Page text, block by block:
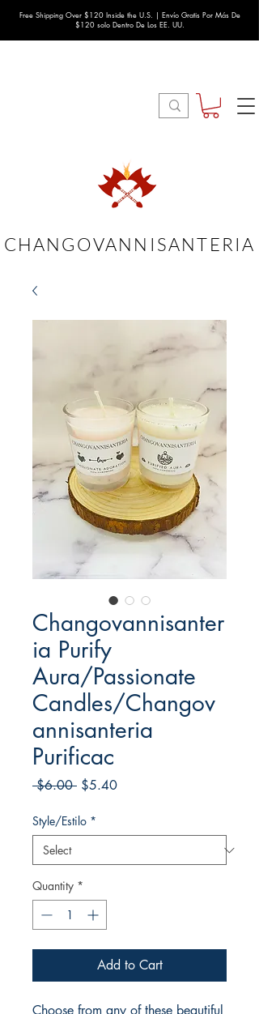
Free Shipping Over $120 Inside the U.S. | Envío Gratis Por Más De
$120 solo Dentro De Los EE. UU.
CHANGOVANNISANTERIA
Changovannisanter
ia Purify
Aura/Passionate
Candles/Changov
annisanteria
Purificac
$6.00 Regular
$5.40Sale
Style/Estilo *
Quantity *
Add to Cart
Choose from any of these beautiful